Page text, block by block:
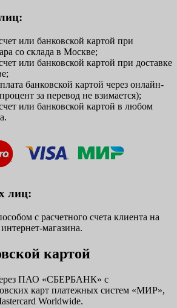
или банковской картой при
со склада в Москве;
или банковской картой при доставке
банковской картой через онлайн-
за перевод не взимается);
или банковской картой в любом
лиц:
с расчетного счета клиента на
магазина.
картой
ПАО «СБЕРБАНК» с
карт платежных систем «МИР»,
Worldwide.